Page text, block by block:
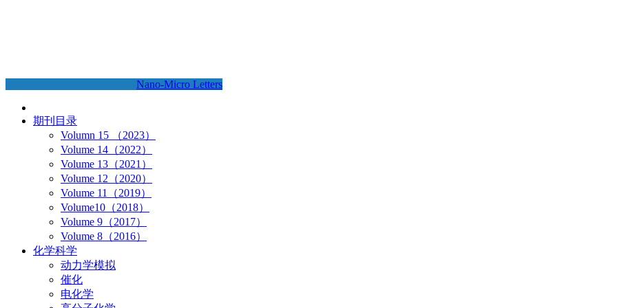
Nano-Micro Letters
期刊目录
Volumn 15 （2023）
Volume 14（2022）
Volume 13（2021）
Volume 12（2020）
Volume 11（2019）
Volume10（2018）
Volume 9（2017）
Volume 8（2016）
化学科学
动力学模拟
催化
电化学